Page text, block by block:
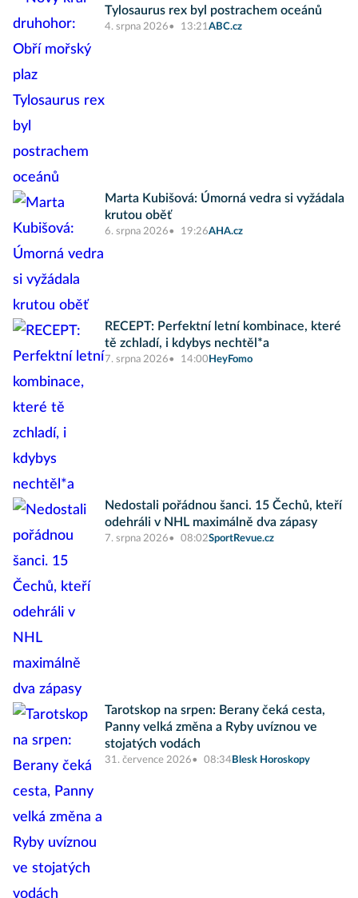
Tylosaurus rex byl postrachem oceánů
4. srpna 2026 13:21ABC.cz
Marta Kubišová: Úmorná vedra si vyžádala
krutou oběť
6. srpna 2026 19:26AHA.cz
RECEPT: Perfektní letní kombinace, které
tě zchladí, i kdybys nechtěl*a
7. srpna 2026 14:00 HeyFomo
Nedostali pořádnou šanci. 15 Čechů, kteří
odehráli v NHL maximálně dva zápasy
7. srpna 2026 08:02SportRevue.cz
Tarotskop na srpen: Berany čeká cesta,
Panny velká změna a Ryby uvíznou ve
stojatých vodách
31. července 2026 08:34 Blesk Horoskopy